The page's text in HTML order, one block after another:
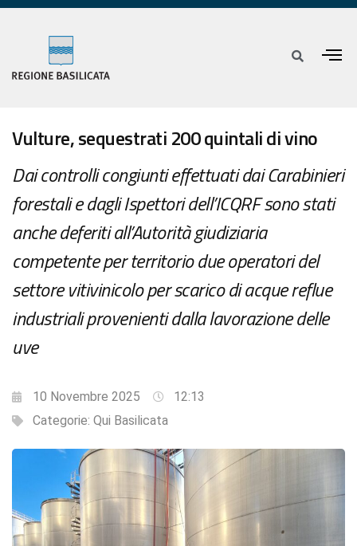
Vulture, sequestrati 200 quintali di vino
Dai controlli congiunti effettuati dai Carabinieri
forestali e dagli Ispettori dell’ICQRF sono stati
anche deferiti all’Autorità giudiziaria
competente per territorio due operatori del
settore vitivinicolo per scarico di acque reflue
industriali provenienti dalla lavorazione delle
uve
10 Novembre 2025
12:13
Categorie: Qui Basilicata